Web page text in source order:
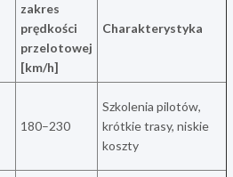
zakres
prędkości
przelotowej
[km/h]
Charakterystyka
180–230
Szkolenia pilotów,
krótkie trasy, niskie
koszty